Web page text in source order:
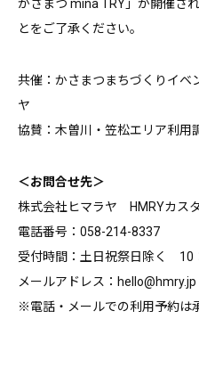
かさまつ mina TRY」が開催さ
とをご了承ください。
共催：かさまつまちづくりイベ
ヤ
協賛：木曽川・笠松エリア利用
＜お問合せ先＞
株式会社ヒマラヤ HMRYカス
電話番号：058-214-8337
受付時間：土日祝祭日除く
メールアドレス：hello@hmry.jp
※電話・メールでの利用予約は